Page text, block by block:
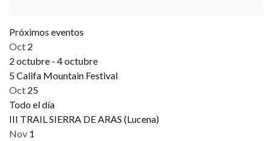
Próximos eventos
Oct 2
2 octubre - 4 octubre
5 Califa Mountain Festival
Oct 25
Todo el día
III TRAIL SIERRA DE ARAS (Lucena)
Nov 1